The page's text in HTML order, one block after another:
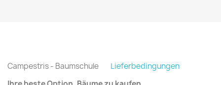
Campestris - Baumschule Lieferbedingungen